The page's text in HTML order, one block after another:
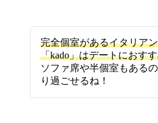
完全個室があるイタリア
「kado」はデートにおす
ソファ席や半個室もある
り過ごせるね！